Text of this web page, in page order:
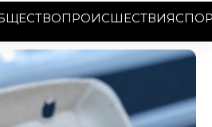
ПРОИСШЕСТВИЯ